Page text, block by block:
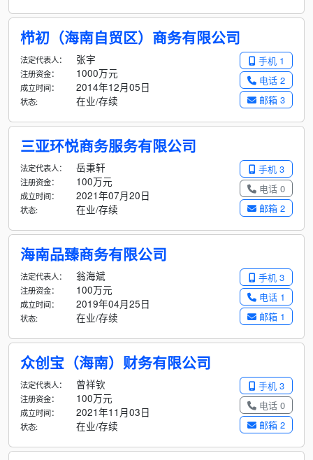
栉初（海南自贸区）商务有限公司
手机 1
电话 2
邮箱 3
法定代表人： 张宇
注册资金： 1000万元
成立时间： 2014年12月05日
状态: 在业/存续
三亚环悦商务服务有限公司
手机 3
电话 0
邮箱 2
法定代表人： 岳秉轩
注册资金： 100万元
成立时间： 2021年07月20日
状态: 在业/存续
海南品臻商务有限公司
手机 3
电话 1
邮箱 1
法定代表人： 翁海斌
注册资金： 100万元
成立时间： 2019年04月25日
状态: 在业/存续
众创宝（海南）财务有限公司
手机 3
电话 0
邮箱 2
法定代表人： 曾祥钦
注册资金： 100万元
成立时间： 2021年11月03日
状态: 在业/存续